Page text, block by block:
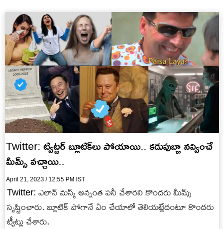
Twitter: ట్విట్టర్ బ్లూటిక్‌లు పోయాయి.. కడుపుబ్బా నవ్వించే
మీమ్స్ వచ్చాయి..
April 21, 2023 / 12:55 PM IST
Twitter: ఎలాన్ మస్క్ అన్నంత పనీ చేశారని కొందరు మీమ్స్
సృష్టించారు. బ్లూటిక్ పోగానే ఏం చేయాలో తెలియట్లేదంటూ కొందరు
ట్వీట్లు చేశారు.